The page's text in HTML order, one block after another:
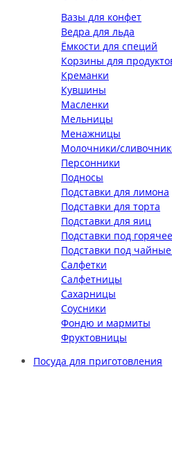
Вазы для конфет
Ведра для льда
Ёмкости для специй
Корзины для
Креманки
Кувшины
Масленки
Мельницы
Менажницы
Молочники/
Персонники
Подносы
Подставки для лимона
Подставки для торта
Подставки для яиц
Подставки под горячее
Подставки под
Салфетки
Салфетницы
Сахарницы
Соусники
Фондю и мармиты
Фруктовницы
Посуда для приготовления